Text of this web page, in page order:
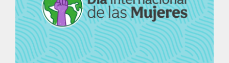
Blog
Recursos